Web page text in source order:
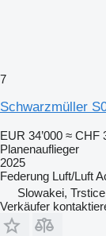
7
Schwarzmüller
EUR 34’000 ≈ CHF
Planenauflieger
2025
Federung Luft/Luft
Slowakei, Trstice
Verkäufer